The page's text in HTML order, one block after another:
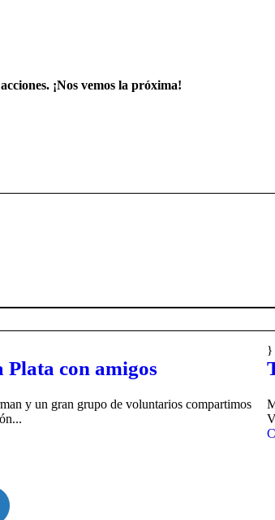
¡Nos vemos la próxima!
con amigos
y un gran grupo de voluntarios compartimos